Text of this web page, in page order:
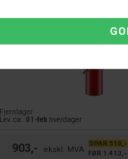
Fjernlager
Lev. ca.: 01-feb hverdager
903,-
SPAR 510,-
FØR 1.413,-